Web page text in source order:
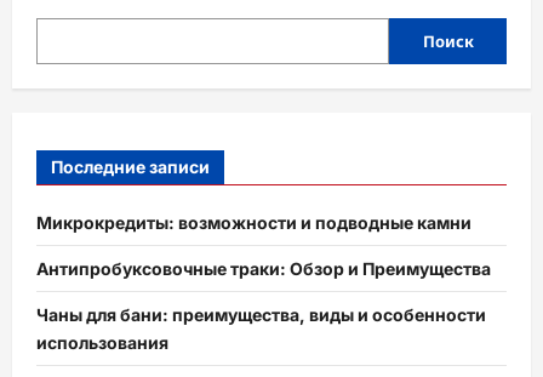
Поиск
Последние записи
Микрокредиты: возможности и подводные камни
Антипробуксовочные траки: Обзор и Преимущества
Чаны для бани: преимущества, виды и особенности
использования